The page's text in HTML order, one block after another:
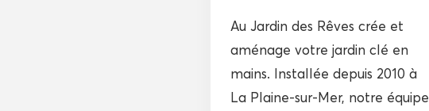
Au Jardin des Rêves crée et
aménage votre jardin clé en
mains. Installée depuis 2010 à
La Plaine-sur-Mer, notre équipe